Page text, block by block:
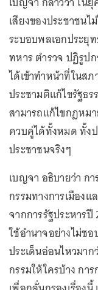
เสียงของประชาชน
ระบอบพลเอกประยุ
ทหาร ตำรวจ ปฏิรูป
ได้เข้าทำหน้าที่ในส
ประชามติแก้ไขรัฐธ
สามารถแก้ไขกฎหม
ควบคู่ได้ทั้งหมด ทั้ง
ประชาชนจริงๆ
เบญจา อธิบายว่า ก
กรรมทางการเมือง
จากการรัฐประหาร
ใช้อำนาจอย่างไม่ช
ประเด็นอ่อนไหวมา
กรรมให้ใครบ้าง กา